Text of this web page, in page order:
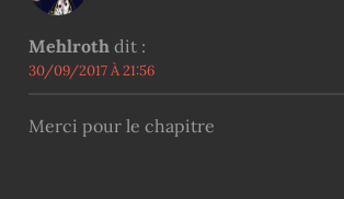
Mehlroth dit :
30/09/2017 À 21:56
Merci pour le chapitre